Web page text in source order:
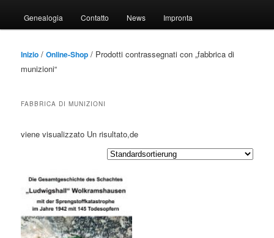
Genealogia Contatto News Impronta
Inizio /Online-Shop / Prodotti contrassegnati con „fabbrica di
munizioni“
FABBRICA DI MUNIZIONI
viene visualizzato Un risultato,de